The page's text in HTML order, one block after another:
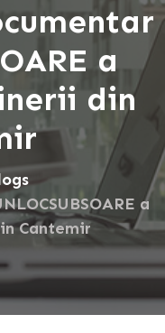
a
din
a
Cantemir